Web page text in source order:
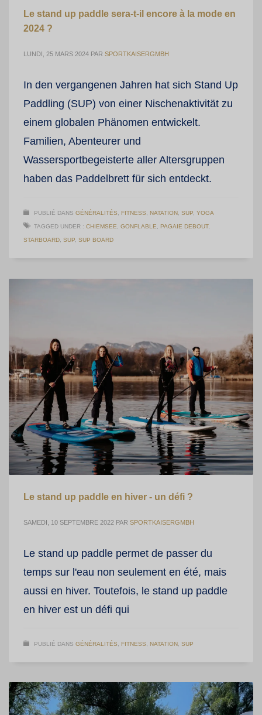
Le stand up paddle sera-t-il encore à la mode en
2024 ?
LUNDI, 25 MARS 2024 PAR SPORTKAISERGMBH
In den vergangenen Jahren hat sich Stand Up
Paddling (SUP) von einer Nischenaktivität zu
einem globalen Phänomen entwickelt.
Familien, Abenteurer und
Wassersportbegeisterte aller Altersgruppen
haben das Paddelbrett für sich entdeckt.
PUBLIÉ DANS GÉNÉRALITÉS FITNESS NATATION SUP YOGA
TAGGED UNDER : CHIEMSEE GONFLABLE PAGAIE DEBOUT,
STARBOARD SUP SUP BOARD
Le stand up paddle en hiver - un défi ?
SAMEDI, 10 SEPTEMBRE 2022 PAR SPORTKAISERGMBH
Le stand up paddle permet de passer du
temps sur l'eau non seulement en été, mais
aussi en hiver. Toutefois, le stand up paddle
en hiver est un défi qui
PUBLIÉ DANS GÉNÉRALITÉS FITNESS NATATION SUP